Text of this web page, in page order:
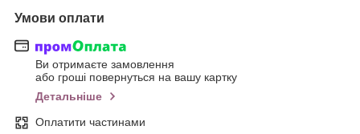
Умови оплати
Ви отримаєте замовлення
або гроші повернуться на вашу картку
Детальніше
Оплатити частинами